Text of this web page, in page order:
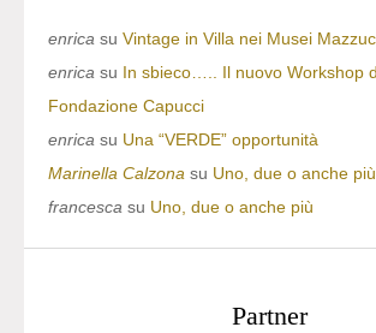
enrica su Vintage in Villa nei Musei
enrica su In sbieco….. Il nuovo Workshop
Fondazione Capucci
enrica su Una “VERDE” opportunità
Marinella Calzona su Uno, due o anche più
francesca su Uno, due o anche più
Partner